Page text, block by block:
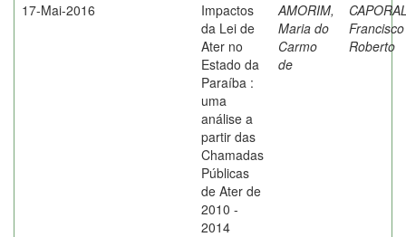
17-Mai-2016
Impactos
da Lei de
Ater no
Estado da
Paraíba :
uma
análise a
partir das
Chamadas
Públicas
de Ater de
2010 -
2014
AMORIM,
Maria do
Carmo
de
Francisco
Roberto